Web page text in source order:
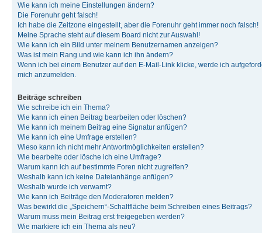
Wie kann ich meine Einstellungen ändern?
Die Forenuhr geht falsch!
Ich habe die Zeitzone eingestellt, aber die Forenuhr geht immer noch falsch!
Meine Sprache steht auf diesem Board nicht zur Auswahl!
Wie kann ich ein Bild unter meinem Benutzernamen anzeigen?
Was ist mein Rang und wie kann ich ihn ändern?
Wenn ich bei einem Benutzer auf den E-Mail-Link klicke, werde ich
mich anzumelden.
Beiträge schreiben
Wie schreibe ich ein Thema?
Wie kann ich einen Beitrag bearbeiten oder löschen?
Wie kann ich meinem Beitrag eine Signatur anfügen?
Wie kann ich eine Umfrage erstellen?
Wieso kann ich nicht mehr Antwortmöglichkeiten erstellen?
Wie bearbeite oder lösche ich eine Umfrage?
Warum kann ich auf bestimmte Foren nicht zugreifen?
Weshalb kann ich keine Dateianhänge anfügen?
Weshalb wurde ich verwarnt?
Wie kann ich Beiträge den Moderatoren melden?
Was bewirkt die „Speichern“-Schaltfläche beim Schreiben eines Beitrags?
Warum muss mein Beitrag erst freigegeben werden?
Wie markiere ich ein Thema als neu?